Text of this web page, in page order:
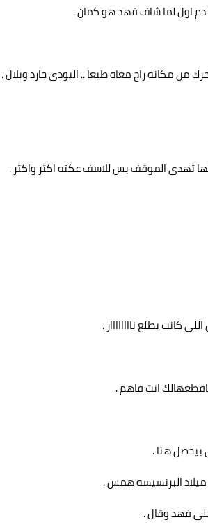
اول لما شاف فهد هو كمان .
من مكانه راح معاه طبعا .. البودى جارد وبلال .
تهدى الموقف بس للاسف عكته اكتر واكتر .
بطلع ناااااااار .
انت فاهم .
بيحصل هنا .
البرنسيسه همس .
فهد وقال .